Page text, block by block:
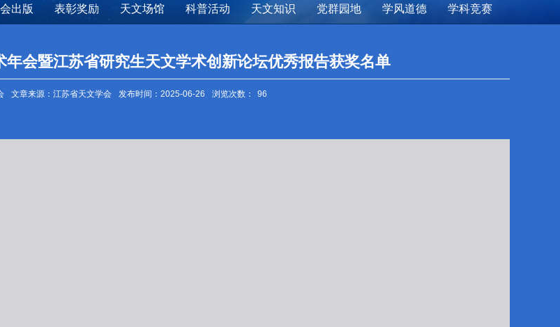
出版 表彰奖励 天文场馆 科普活动 天文知识 党群园地 学风道德 学科竞赛
年会暨江苏省研究生天文学术创新论坛优秀报告获奖名单
文章来源：江苏省天文学会 发布时间：2025-06-26 浏览次数： 96